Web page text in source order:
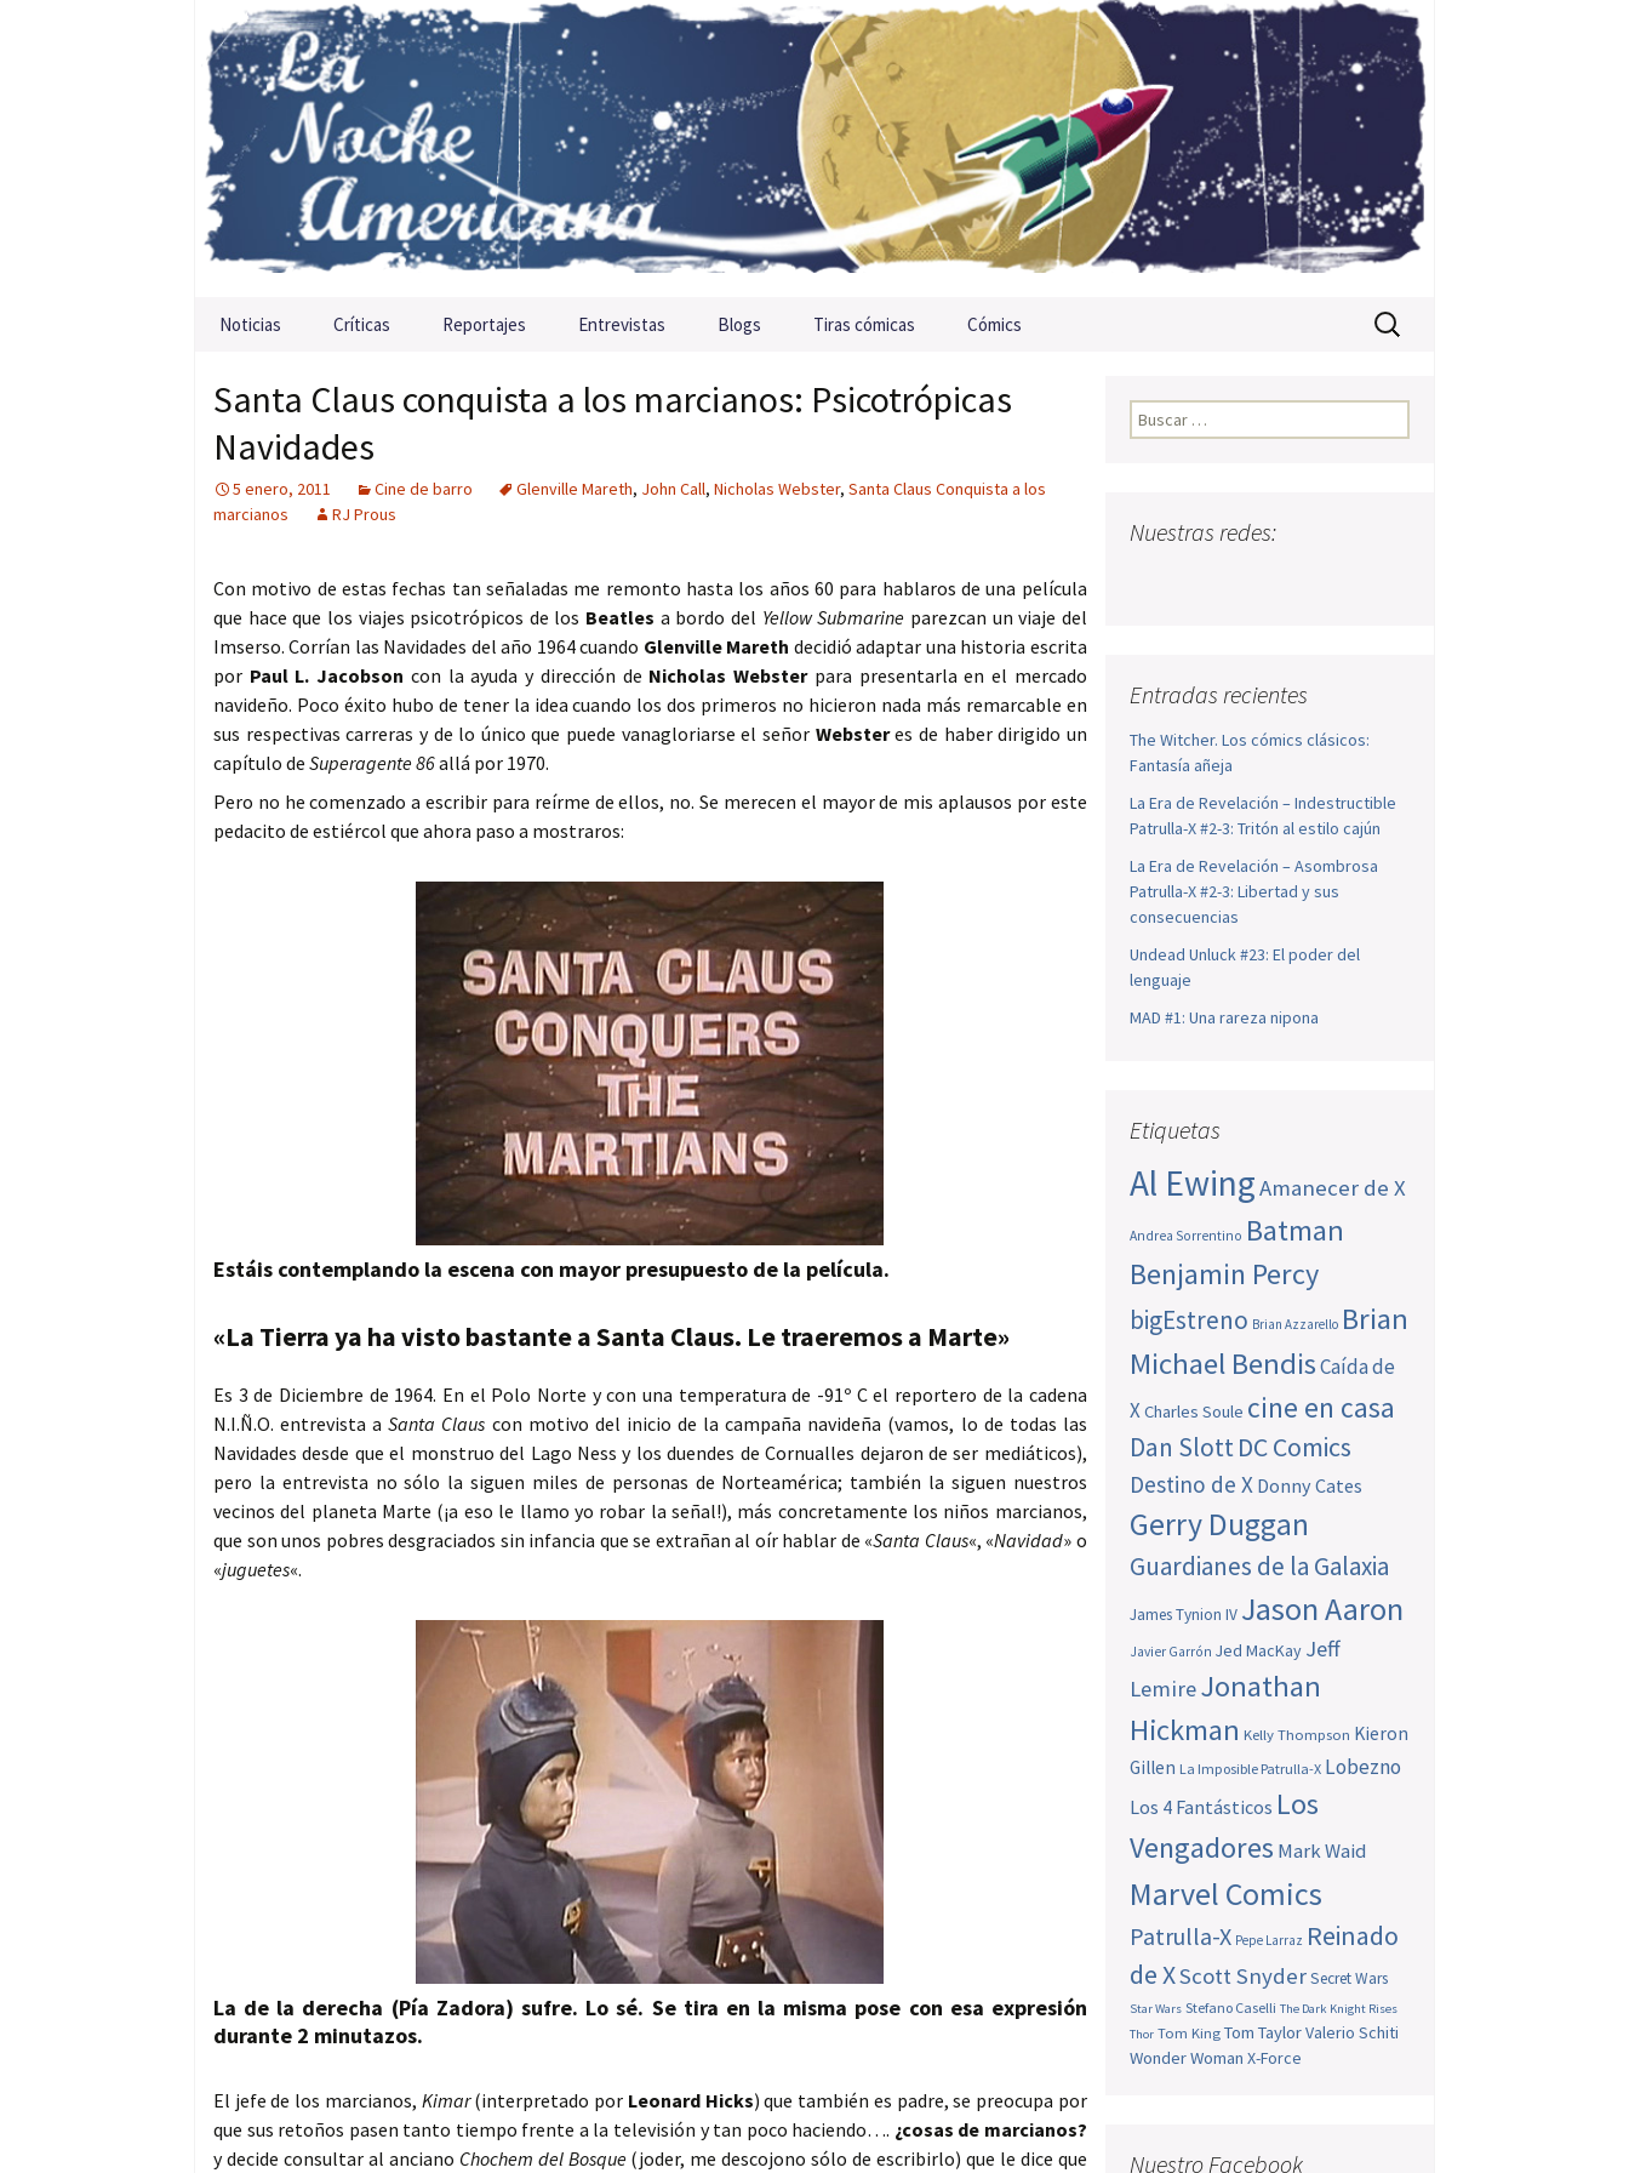
Saltar al contenido
Noticias Críticas Reportajes Entrevistas Blogs Tiras cómicas Cómics Buscar:
Santa Claus conquista a los marcianos: Psicotrópicas
Navidades
5 enero, 2011 Cine de barro Glenville Mareth, John Call, Nicholas Webster, Santa Claus Conquista a los
marcianos
RJ Prous
Con motivo de estas fechas tan señaladas me remonto hasta los años 60 para hablaros de una película
que hace que los viajes psicotrópicos de los Beatles a bordo del Yellow Submarine parezcan un viaje del
Imserso. Corrían las Navidades del año 1964 cuando Glenville Mareth decidió adaptar una historia escrita
por Paul L. Jacobson con la ayuda y dirección de Nicholas Websterpara presentarla en el mercado
navideño. Poco éxito hubo de tener la idea cuando los dos primeros no hicieron nada más remarcable en
sus respectivas carreras y de lo único que puede vanagloriarse el señor Websteres de haber dirigido un
capítulo de Superagente 86allá por 1970.
Pero no he comenzado a escribir para reírme de ellos, no. Se merecen el mayor de mis aplausos por este
pedacito de estiércol que ahora paso a mostraros:
Estáis contemplando la escena con mayor presupuesto de la película.
«La Tierra ya ha visto bastante a Santa Claus. Le traeremos a Marte»
Es 3 de Diciembre de 1964. En el Polo Norte y con una temperatura de -91º C el reportero de la cadena
N.I.Ñ.O. entrevista aSanta Claus con motivo del inicio de la campaña navideña (vamos, lo de todas las
Navidades desde que el monstruo del Lago Ness y los duendes de Cornualles dejaron de ser mediáticos),
pero la entrevista no sólo la siguen miles de personas de Norteamérica; también la siguen nuestros
vecinos del planeta Marte (¡a eso le llamo yo robar la señal!), más concretamente los niños marcianos,
que son unos pobres desgraciados sin infancia que se extrañan al oír hablar de «Santa Claus«, «Navidad» o
«juguetes«.
La de la derecha (Pía Zadora) sufre. Lo sé. Se tira en la misma pose con esa expresión
durante 2 minutazos.
El jefe de los marcianos, Kimar(interpretado por Leonard Hicks) que también es padre, se preocupa por
que sus retoños pasen tanto tiempo frente a la televisión y tan poco haciendo…. ¿cosas de marcianos?
y decide consultar al anciano Chochem del Bosque(joder, me descojono sólo de escribirlo) que le dice que
Buscar:
Nuestras redes:
Entradas recientes
The Witcher. Los cómics clásicos:
Fantasía añeja
La Era de Revelación – Indestructible
Patrulla-X #2-3: Tritón al estilo cajún
La Era de Revelación – Asombrosa
Patrulla-X #2-3: Libertad y sus
consecuencias
Undead Unluck #23: El poder del
lenguaje
MAD #1: Una rareza nipona
Etiquetas
Al EwingAmanecer de X
Andrea Sorrentino Batman
Benjamin Percy
bigEstreno Brian Azzarello Brian
Michael BendisCaída de
XCharles Soule cine en casa
Dan SlottDC Comics
Destino de X Donny Cates
Gerry Duggan
Guardianes de la Galaxia
James Tynion IV Jason Aaron
Javier Garrón Jed MacKay Jeff
LemireJonathan
Hickman Kelly Thompson Kieron
Gillen La Imposible Patrulla-X Lobezno
Los 4 Fantásticos Los
Vengadores Mark Waid
Marvel Comics
Patrulla-X Pepe Larraz Reinado
de XScott SnyderSecret Wars
Star Wars Stefano Caselli The Dark Knight Rises
Thor Tom King Tom TaylorValerio Schiti
Wonder Woman X-Force
Nuestro Facebook